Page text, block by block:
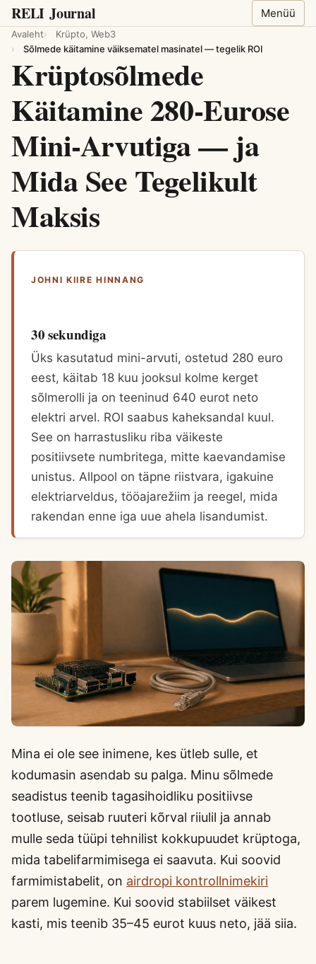
RELI Journal Menüü
Avaleht
Krüpto, Web3
Sõlmede käitamine väiksematel masinatel — tegelik ROI
Krüptosõlmede
Käitamine 280-Eurose
Mini-Arvutiga — ja
Mida See Tegelikult
Maksis
JOHNI KIIRE HINNANG
30 sekundiga
Üks kasutatud mini-arvuti, ostetud 280 euro
eest, käitab 18 kuu jooksul kolme kerget
sõlmerolli ja on teeninud 640 eurot neto
elektri arvel. ROI saabus kaheksandal kuul.
See on harrastusliku riba väikeste
positiivsete numbritega, mitte kaevandamise
unistus. Allpool on täpne riistvara, igakuine
elektriarveldus, tööajarežiim ja reegel, mida
rakendan enne iga uue ahela lisandumist.
Mina ei ole see inimene, kes ütleb sulle, et
kodumasin asendab su palga. Minu sõlmede
seadistus teenib tagasihoidliku positiivse
tootluse, seisab ruuteri kõrval riiulil ja annab
mulle seda tüüpi tehnilist kokkupuudet krüptoga,
mida tabelifarmimisega ei saavuta. Kui soovid
farmimistabelit, on airdropi kontrollnimekiri
parem lugemine. Kui soovid stabiilset väikest
kasti, mis teenib 35–45 eurot kuus neto, jää siia.